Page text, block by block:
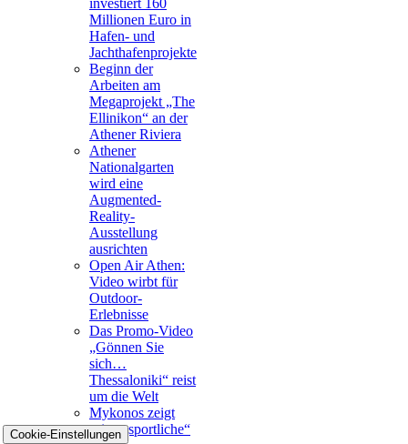
investiert 160
Millionen Euro in
Hafen- und
Jachthafenprojekte
Beginn der
Arbeiten am
Megaprojekt „The
Ellinikon“ an der
Athener Riviera
Athener
Nationalgarten
wird eine
Augmented-
Reality-
Ausstellung
ausrichten
Open Air Athen:
Video wirbt für
Outdoor-
Erlebnisse
Das Promo-Video
„Gönnen Sie
sich…
Thessaloniki“ reist
um die Welt
Mykonos zeigt
seine „sportliche“
Cookie-Einstellungen